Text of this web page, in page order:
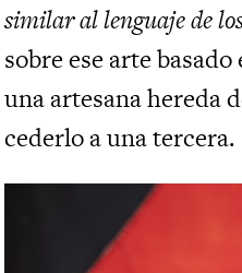
similar al lenguaje de
sobre ese arte
una artesana hereda
cederlo a una tercera.